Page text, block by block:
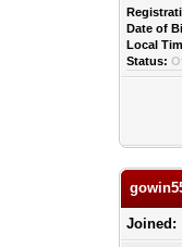
Date of
Local
Status:
Joined: